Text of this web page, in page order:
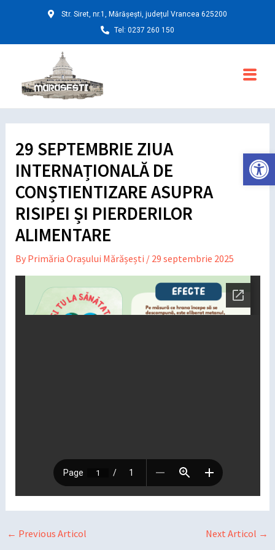
Deschide
Str. Siret, nr.1, Mărășești, județul Vrancea 625200
Tel: 0237 260 150
Main
29 SEPTEMBRIE ZIUA
INTERNAȚIONALĂ DE
CONȘTIENTIZARE ASUPRA
RISIPEI ȘI PIERDERILOR
ALIMENTARE
By Primăria Orașului Mărășești / 29 septembrie 2025
← Previous Articol Next Articol →